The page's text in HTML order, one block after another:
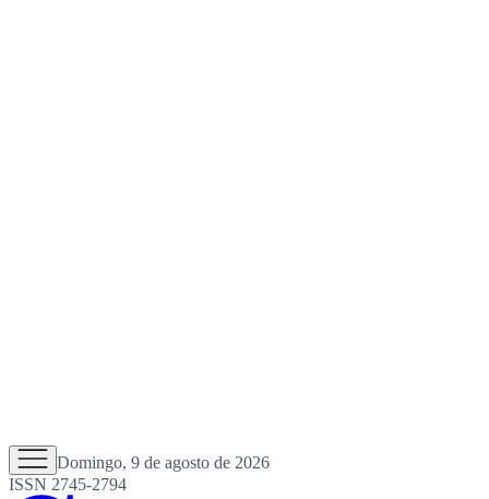
Domingo, 9 de agosto de 2026
ISSN 2745-2794